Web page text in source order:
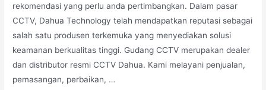
rekomendasi yang perlu anda pertimbangkan. Dalam pasar
CCTV, Dahua Technology telah mendapatkan reputasi sebagai
salah satu produsen terkemuka yang menyediakan solusi
keamanan berkualitas tinggi. Gudang CCTV merupakan dealer
dan distributor resmi CCTV Dahua. Kami melayani penjualan,
pemasangan, perbaikan, …